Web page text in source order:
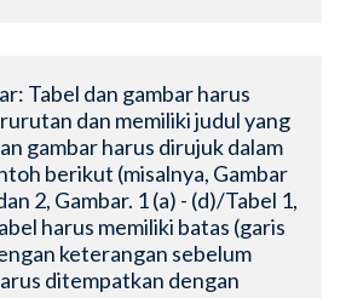
Tabel dan gambar harus
dan memiliki judul yang
gambar harus dirujuk dalam
berikut (misalnya, Gambar
2, Gambar. 1 (a) - (d)/Tabel 1,
harus memiliki batas (garis
keterangan sebelum
ditempatkan dengan